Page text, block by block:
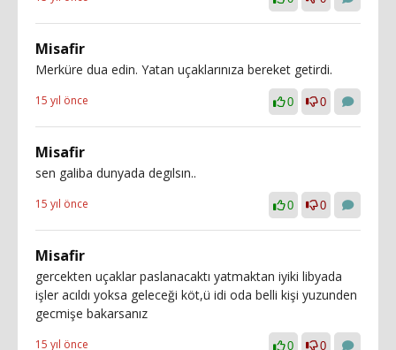
Misafir
Merküre dua edin. Yatan uçaklarınıza bereket getirdi.
15 yıl önce 0 0
Misafir
sen galiba dunyada degılsın..
15 yıl önce 0 0
Misafir
gercekten uçaklar paslanacaktı yatmaktan iyiki libyada
işler acıldı yoksa geleceği köt,ü idi oda belli kişi yuzunden
gecmişe bakarsanız
15 yıl önce 0 0